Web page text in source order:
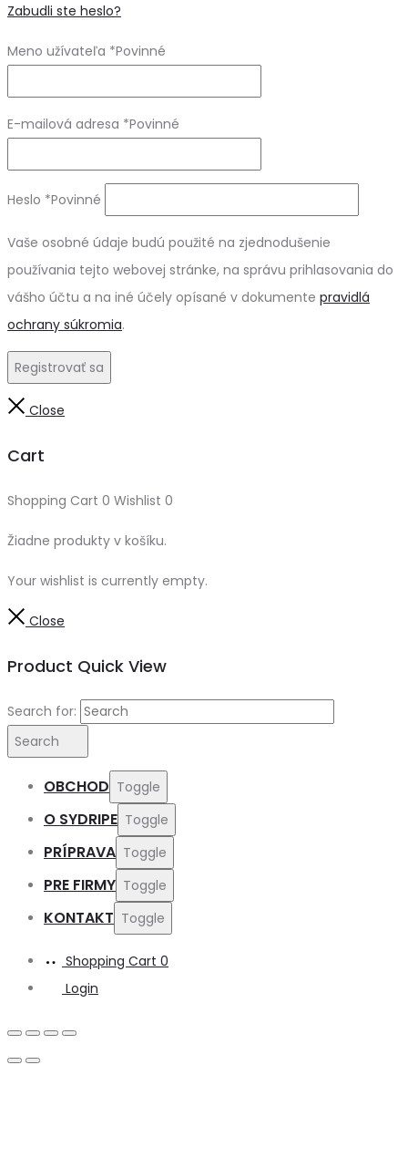
Zabudli ste heslo?
Meno užívateľa *Povinné
E-mailová adresa *Povinné
Heslo *Povinné
Vaše osobné údaje budú použité na zjednodušenie
používania tejto webovej stránke, na správu prihlasovania do
vášho účtu a na iné účely opísané v dokumente pravidlá
ochrany súkromia.
Registrovať sa
Close
Cart
Shopping Cart 0 Wishlist 0
Žiadne produkty v košíku.
Your wishlist is currently empty.
Close
Product Quick View
Search for:
Search
OBCHOD Toggle
O SYDRIPE Toggle
PRÍPRAVA Toggle
PRE FIRMY Toggle
KONTAKT Toggle
Shopping Cart 0
Login